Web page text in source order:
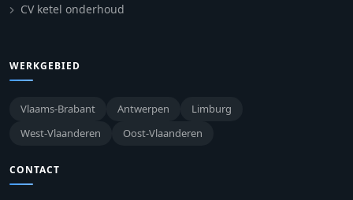
CV ketel onderhoud
WERKGEBIED
Vlaams-Brabant Antwerpen
Limburg
West-Vlaanderen
Oost-Vlaanderen
CONTACT